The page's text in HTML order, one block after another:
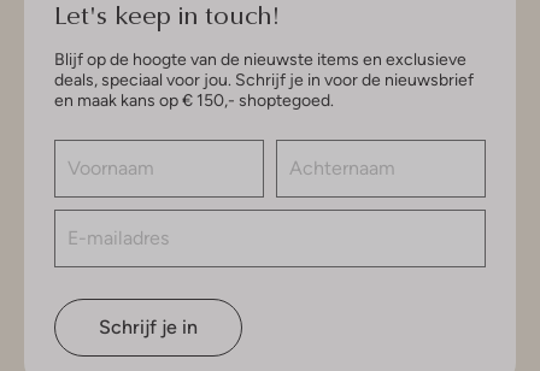
Let's keep in touch!
Blijf op de hoogte van de nieuwste items en exclusieve
deals, speciaal voor jou. Schrijf je in voor de nieuwsbrief
en maak kans op € 150,- shoptegoed.
Schrijf je in